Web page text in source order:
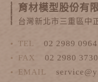
育材模型股份有
台灣新北市三重區中
TEL
02 2989 0964
FAX
02 2980 3730
EMAIL